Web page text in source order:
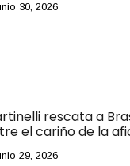
30, 2026
rescata a
el cariño de la
29, 2026